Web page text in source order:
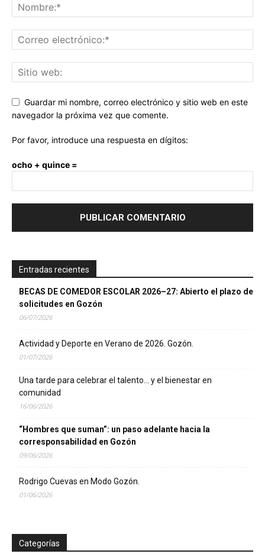
Guardar mi nombre, correo electrónico y sitio web en este
navegador la próxima vez que comente.
Por favor, introduce una respuesta en dígitos:
ocho + quince =
Entradas recientes
BECAS DE COMEDOR ESCOLAR 2026–27: Abierto el plazo de
solicitudes en Gozón
06/07/2026
Actividad y Deporte en Verano de 2026. Gozón.
01/07/2026
Una tarde para celebrar el talento… y el bienestar en
comunidad
16/06/2026
“Hombres que suman”: un paso adelante hacia la
corresponsabilidad en Gozón
09/06/2026
Rodrigo Cuevas en Modo Gozón.
01/06/2026
Categorías